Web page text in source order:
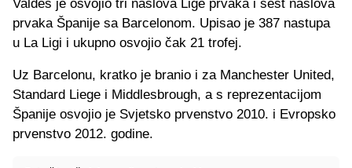
Valdes je osvojio tri naslova Lige prvaka i šest naslova
prvaka Španije sa Barcelonom. Upisao je 387 nastupa
u La Ligi i ukupno osvojio čak 21 trofej.
Uz Barcelonu, kratko je branio i za Manchester United,
Standard Liege i Middlesbrough, a s reprezentacijom
Španije osvojio je Svjetsko prvenstvo 2010. i Evropsko
prvenstvo 2012. godine.